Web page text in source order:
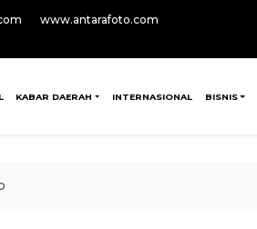
www.antarafoto.com
KABAR DAERAH INTERNASIONAL BISNIS